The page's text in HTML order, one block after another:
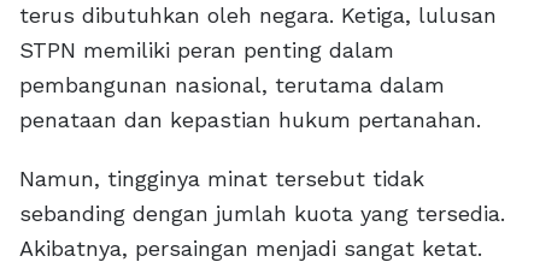
terus dibutuhkan oleh negara. Ketiga, lulusan
STPN memiliki peran penting dalam
pembangunan nasional, terutama dalam
penataan dan kepastian hukum pertanahan.
Namun, tingginya minat tersebut tidak
sebanding dengan jumlah kuota yang tersedia.
Akibatnya, persaingan menjadi sangat ketat.